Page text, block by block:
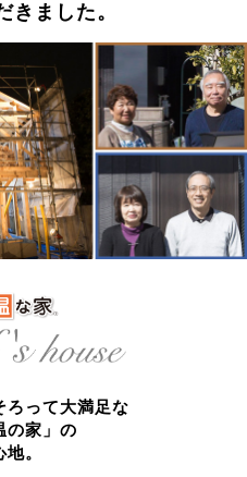
きました。
ろって大満足な
の家」の
。